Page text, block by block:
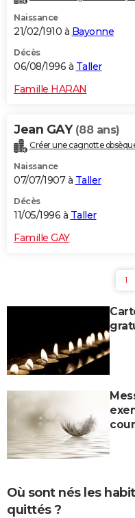
Naissance
21/02/1910 à Bayonne
Décès
06/08/1996 à Taller
Famille HARAN
Jean GAY (88 ans)
Créer une cagnotte
Naissance
07/07/1907 à Taller
Décès
11/05/1996 à Taller
Famille GAY
1
Où sont nés les
quittés ?